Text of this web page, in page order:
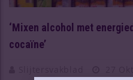
‘Mixen alcohol met
cocaïne’